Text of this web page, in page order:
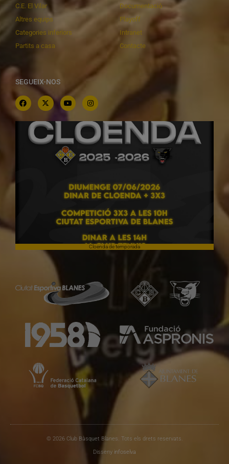
C.E. El Vilar
Altres equips
Categories inferiors
Partits a casa
Documentació
Playoff
Intranet
Contacte
SEGUEIX-NOS
Cloenda de temporada
© 2026 Club Bàsquet Blanes. Tots els drets reservats.
Disseny infoselva